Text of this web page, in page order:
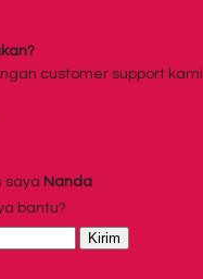
customer support kami
saya Nanda
bantu?
Kirim